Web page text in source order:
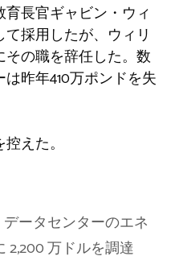
長官ギャビン・ウィ
採用したが、ウィリ
の職を辞任した。数
昨年410万ポンドを失
えた。
データセンターのエネ
2,200 万ドルを調達